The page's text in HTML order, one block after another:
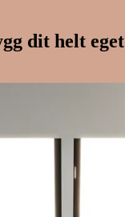
dit helt eget